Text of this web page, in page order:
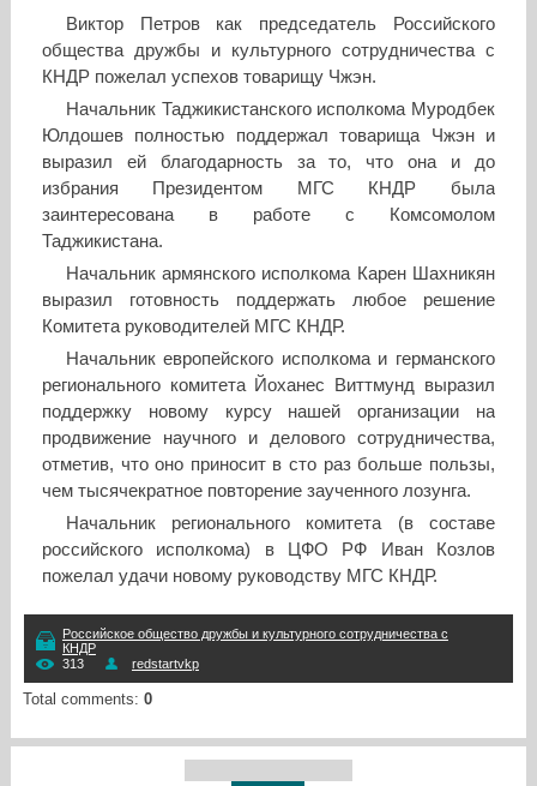
Виктор Петров как председатель Российского
общества дружбы и культурного сотрудничества с
КНДР пожелал успехов товарищу Чжэн.
Начальник Таджикистанского исполкома Муродбек
Юлдошев полностью поддержал товарища Чжэн и
выразил ей благодарность за то, что она и до
избрания Президентом МГС КНДР была
заинтересована в работе с Комсомолом
Таджикистана.
Начальник армянского исполкома Карен Шахникян
выразил готовность поддержать любое решение
Комитета руководителей МГС КНДР.
Начальник европейского исполкома и германского
регионального комитета Йоханес Виттмунд выразил
поддержку новому курсу нашей организации на
продвижение научного и делового сотрудничества,
отметив, что оно приносит в сто раз больше пользы,
чем тысячекратное повторение заученного лозунга.
Начальник регионального комитета (в составе
российского исполкома) в ЦФО РФ Иван Козлов
пожелал удачи новому руководству МГС КНДР.
Российское общество дружбы и культурного сотрудничества с
КНДР
313
redstartvkp
Total comments: 0